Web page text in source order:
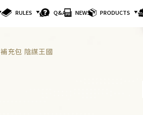
RULES Q&A NEWS PRODUCTS
補充包 陰謀王國